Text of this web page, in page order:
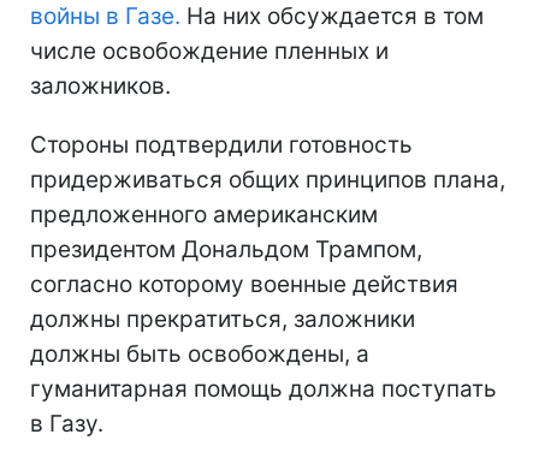
войны в Газе. На них обсуждается в том
числе освобождение пленных и
заложников.
Стороны подтвердили готовность
придерживаться общих принципов плана,
предложенного американским
президентом Дональдом Трампом,
согласно которому военные действия
должны прекратиться, заложники
должны быть освобождены, а
гуманитарная помощь должна поступать
в Газу.